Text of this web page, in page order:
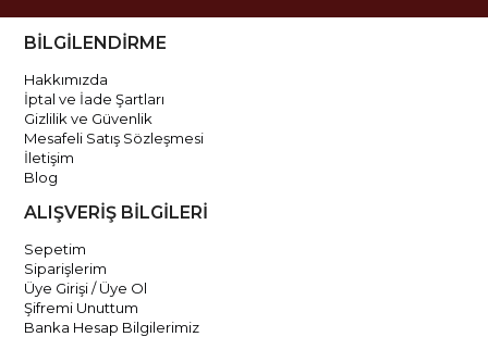
BİLGİLENDİRME
Hakkımızda
İptal ve İade Şartları
Gizlilik ve Güvenlik
Mesafeli Satış Sözleşmesi
İletişim
Blog
ALIŞVERİŞ BİLGİLERİ
Sepetim
Siparişlerim
Üye Girişi / Üye Ol
Şifremi Unuttum
Banka Hesap Bilgilerimiz